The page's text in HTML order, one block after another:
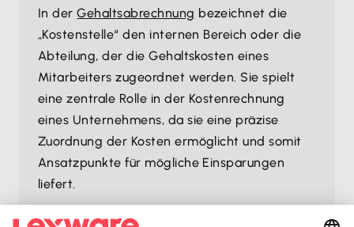
In derGehaltsabrechnung bezeichnet die
„Kostenstelle“ den internen Bereich oder die
Abteilung, der die Gehaltskosten eines
Mitarbeiters zugeordnet werden. Sie spielt
eine zentrale Rolle in der Kostenrechnung
eines Unternehmens, da sie eine präzise
Zuordnung der Kosten ermöglicht und somit
Ansatzpunkte für mögliche Einsparungen
liefert.